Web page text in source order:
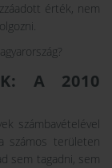
érték, nem
A 2010
számbavételével
számos területen
sem tagadni, sem